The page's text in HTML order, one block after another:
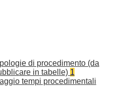
di procedimento (da
in tabelle) 1
tempi procedimentali